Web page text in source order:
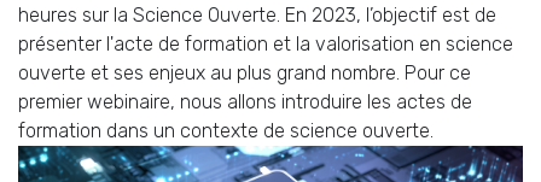
heures sur la Science Ouverte. En 2023, l’objectif est de
présenter l'acte de formation et la valorisation en science
ouverte et ses enjeux au plus grand nombre. Pour ce
premier webinaire, nous allons introduire les actes de
formation dans un contexte de science ouverte.